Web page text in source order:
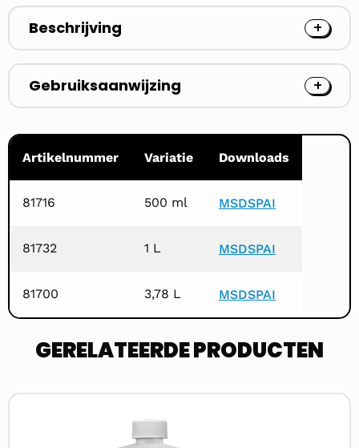
Beschrijving
Gebruiksaanwijzing
Artikelnummer Variatie Downloads
81716 500 ml MSDSPAI
81732 1 L MSDSPAI
81700 3,78 L MSDSPAI
GERELATEERDE PRODUCTEN
Lees